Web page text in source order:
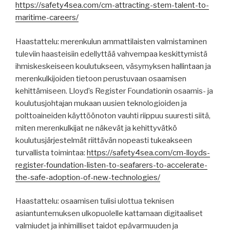
https://safety4sea.com/cm-attracting-stem-talent-to-
maritime-careers/
Haastattelu: merenkulun ammattilaisten valmistaminen
tuleviin haasteisiin edellyttää vahvempaa keskittymistä
ihmiskeskeiseen koulutukseen, väsymyksen hallintaan ja
merenkulkijoiden tietoon perustuvaan osaamisen
kehittämiseen. Lloyd’s Register Foundationin osaamis- ja
koulutusjohtajan mukaan uusien teknologioiden ja
polttoaineiden käyttöönoton vauhti riippuu suuresti siitä,
miten merenkulkijat ne näkevät ja kehittyvätkö
koulutusjärjestelmät riittävän nopeasti tukeakseen
turvallista toimintaa: https://safety4sea.com/cm-lloyds-
register-foundation-listen-to-seafarers-to-accelerate-
the-safe-adoption-of-new-technologies/
Haastattelu: osaamisen tulisi ulottua teknisen
asiantuntemuksen ulkopuolelle kattamaan digitaaliset
valmiudet ja inhimilliset taidot epävarmuuden ja